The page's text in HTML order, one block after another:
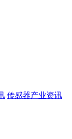
传感器产业资讯